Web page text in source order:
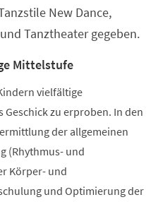
New Dance,
Tanztheater gegeben.
Mittelstufe
vielfältige
zu erproben. In den
der allgemeinen
(Rhythmus- und
Körper- und
und Optimierung der